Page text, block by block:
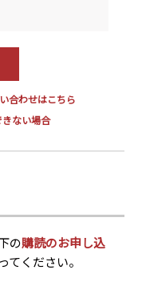
Website
源諮問(北京)
合わせはこちら
ない場合
の購読のお申し込
ください。